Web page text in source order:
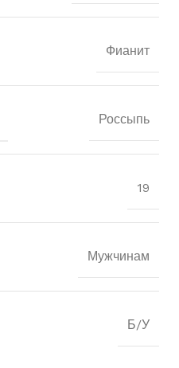
Фианит
Россыпь
19
Мужчинам
Б/У